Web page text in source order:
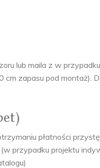
lub maila z w
zapasu pod montaż).
płatności
przypadku projektu